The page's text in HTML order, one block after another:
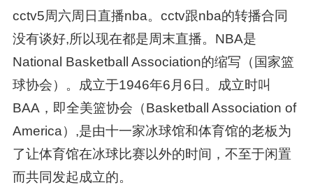
cctv5周六周日直播nba。cctv跟nba的转播合同
没有谈好,所以现在都是周末直播。NBA是
National Basketball Association的缩写（国家篮
球协会）。成立于1946年6月6日。成立时叫
BAA，即全美篮协会（Basketball Association of
America）,是由十一家冰球馆和体育馆的老板为
了让体育馆在冰球比赛以外的时间，不至于闲置
而共同发起成立的。